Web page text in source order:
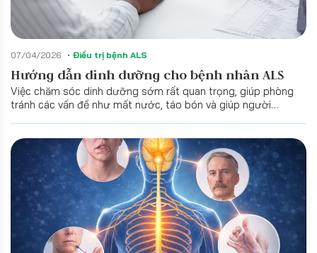
07/04/2026 Điều trị bệnh ALS
Hướng dẫn dinh dưỡng cho bệnh nhân ALS
Việc chăm sóc dinh dưỡng sớm rất quan trọng, giúp phòng
tránh các vấn đề như mất nước, táo bón và giúp người